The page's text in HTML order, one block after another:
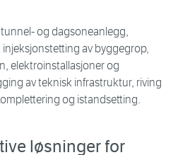
og dagsoneanlegg,
av byggegrop,
elektroinstallasjoner og
av teknisk infrastruktur, riving
og istandsetting.
løsninger for